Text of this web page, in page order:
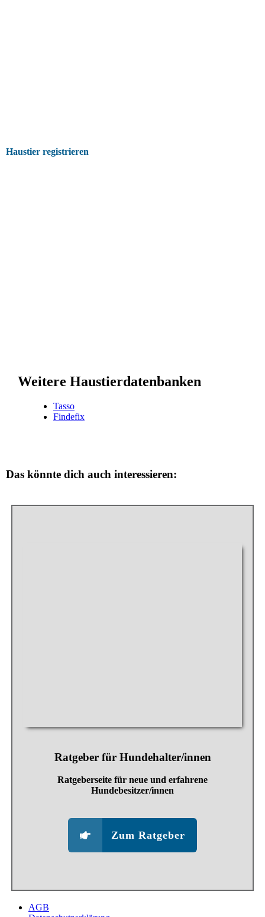
Haustier registrieren
Weitere Haustierdatenbanken
Tasso
Findefix
Das könnte dich auch interessieren:
Ratgeber für Hundehalter/innen
Ratgeberseite für neue und erfahrene
Hundebesitzer/innen
Zum Ratgeber
AGB